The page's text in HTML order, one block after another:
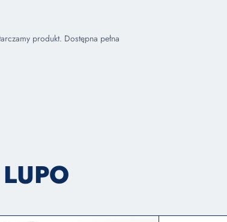
produkt. Dostępna pełna